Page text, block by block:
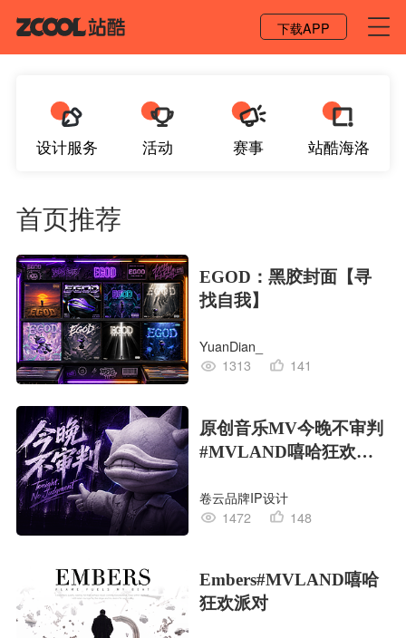
下载APP
设计服务 活动 赛事 站酷海洛
首页推荐
EGOD：黑胶封面【寻
找自我】
YuanDian_
1313
141
原创音乐MV今晚不审判
#MVLAND嘻哈狂欢派
卷云品牌IP设计
1472
148
Embers#MVLAND嘻哈
狂欢派对